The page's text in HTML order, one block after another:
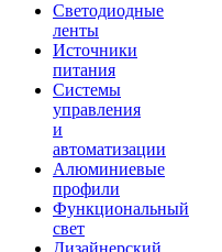
Светодиодные
ленты
Источники
питания
Системы
управления
и
автоматизации
Алюминиевые
профили
Функциональный
свет
Дизайнерский